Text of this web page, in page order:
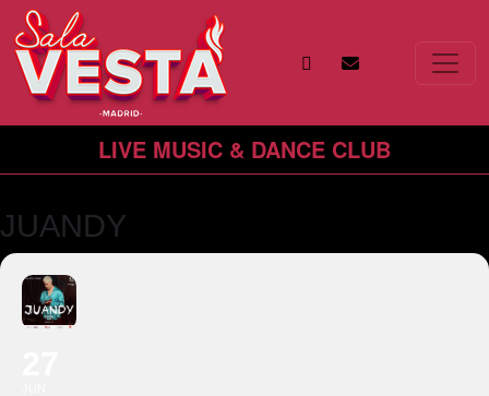
Saltar al contenido
NAVEGACIÓN PRINCIPAL
Sala vesta
LIVE MUSIC & DANCE CLUB
JUANDY